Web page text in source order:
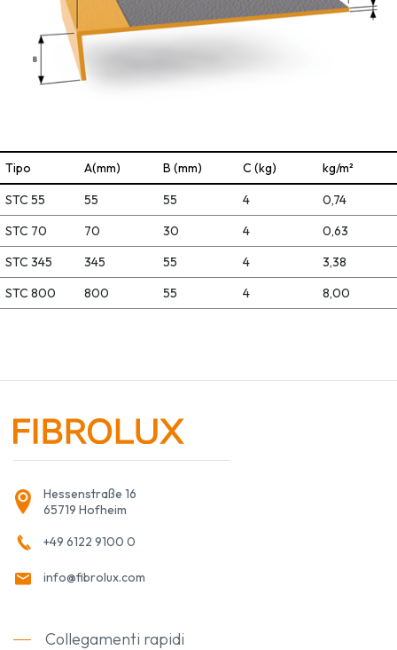
Tipo A(mm) B (mm) C (kg)
kg/m²
STC 55
55 55 4
0,74
STC 70
70 30 4
0,63
STC 345
345 55 4
3,38
STC 800
800 55 4 8,00
Hessenstraße 16
65719 Hofheim
+49 6122 9100 0
info@fibrolux.com
Collegamenti rapidi